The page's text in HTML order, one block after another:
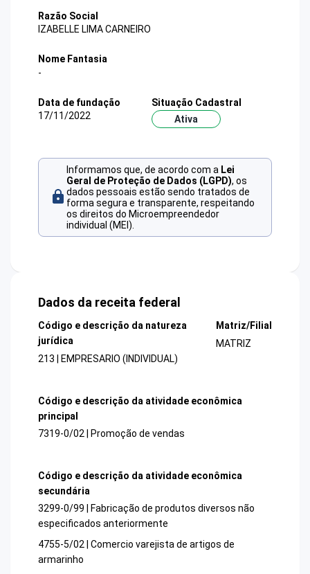
Razão Social
IZABELLE LIMA CARNEIRO
Nome Fantasia
-
Data de fundação
17/11/2022
Situação Cadastral
Ativa
Informamos que, de acordo com a Lei
Geral de Proteção de Dados (LGPD), os
dados pessoais estão sendo tratados de
forma segura e transparente, respeitando
os direitos do Microempreendedor
individual (MEI).
Dados da receita federal
Código e descrição da natureza
jurídica
213 | EMPRESARIO (INDIVIDUAL)
Matriz/Filial
MATRIZ
Código e descrição da atividade econômica
principal
7319-0/02 | Promoção de vendas
Código e descrição da atividade econômica
secundária
3299-0/99 | Fabricação de produtos diversos não
especificados anteriormente
4755-5/02 | Comercio varejista de artigos de
armarinho